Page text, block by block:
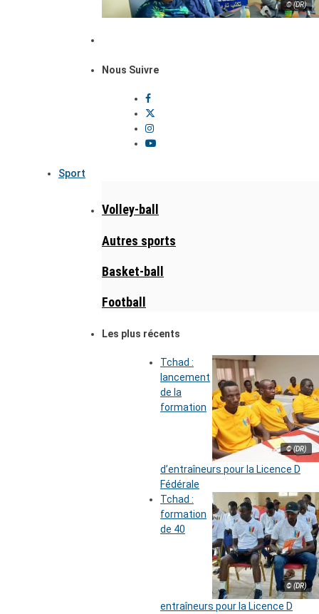
© (DR)
Nous Suivre
Sport
Volley-ball
Autres sports
Basket-ball
Football
Les plus récents
© (DR)
Tchad :
lancement
de la
formation
d’entraîneurs pour la Licence D
Fédérale
© (DR)
Tchad :
formation
de 40
entraîneurs pour la Licence D